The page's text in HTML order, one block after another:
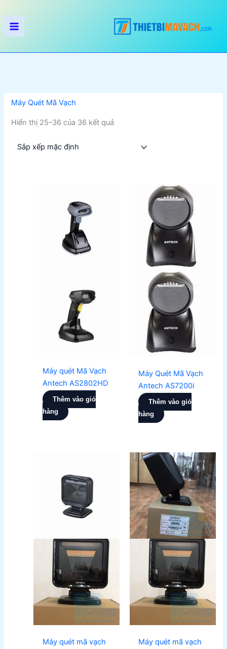
tới
nội
Máy Quét Mã Vạch
Hiển thị 25–36 của 36 kết quả
Máy quét Mã Vạch
Antech AS2802HD
Thêm vào giỏ
hàng
Máy Quét Mã Vạch
Antech AS7200i
Thêm vào giỏ
hàng
Máy quét mã vạch
Máy quét mã vạch